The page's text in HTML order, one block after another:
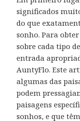
significados
do que
sonho. Para
sobre cada tipo
entrada
AuntyFlo. Este
algumas das
podem
paisagens
sonhos, e que